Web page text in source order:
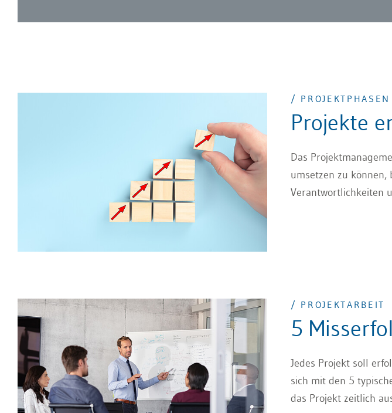
/ PROJEKTPHASEN
Projekte
Das
umsetzen zu
Verantwortlichkeiten
/ PROJEKTARBEIT
5
Jedes Projekt soll
sich mit den 5
das Projekt zeitlich